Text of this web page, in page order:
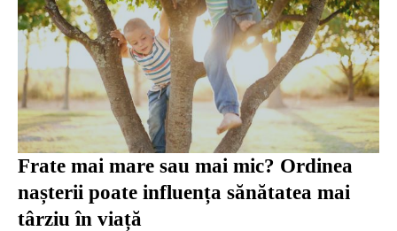
Frate mai mare sau mai mic? Ordinea
nașterii poate influența sănătatea mai
târziu în viață